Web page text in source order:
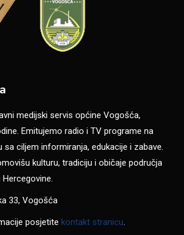
medijski servis općine Vogošća,
Emitujemo radio i TV programe na
sa ciljem informiranja, edukacije i zabave.
kulturu, tradiciju i običaje područja
33, Vogošća
posjetite kontakt stranicu.